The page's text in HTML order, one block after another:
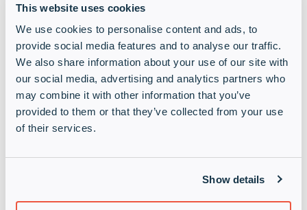
This website uses cookies
We use cookies to personalise content and ads, to
provide social media features and to analyse our traffic.
We also share information about your use of our site with
our social media, advertising and analytics partners who
may combine it with other information that you’ve
provided to them or that they’ve collected from your use
of their services.
Show details
Configuration Aruba Mobility
Level 1
In diesem Training erwerben Sie umfassende
Kenntnisse und praktische Fähigkeiten zur
Konfiguration eines Aruba-WLANs mit der OS
8.X Architektur. Sie lernen durch Vorlesungen
und Laborübungen, wie Sie einen Mobility
sowie ein sicheres Netzwerk mit mehreren
SSIDs aufbauen. Dieses Training bereitet Sie
Certified Mobility Associate (ACMA) V8 vor.